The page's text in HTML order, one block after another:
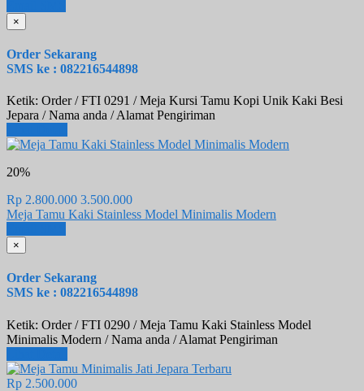
×
Order Sekarang
SMS ke : 082216544898
Ketik: Order / FTI 0291 / Meja Kursi Tamu Kopi Unik Kaki Besi
Jepara / Nama anda / Alamat Pengiriman
20%
Rp 2.800.000 3.500.000
Meja Tamu Kaki Stainless Model Minimalis Modern
×
Order Sekarang
SMS ke : 082216544898
Ketik: Order / FTI 0290 / Meja Tamu Kaki Stainless Model
Minimalis Modern / Nama anda / Alamat Pengiriman
Rp 2.500.000